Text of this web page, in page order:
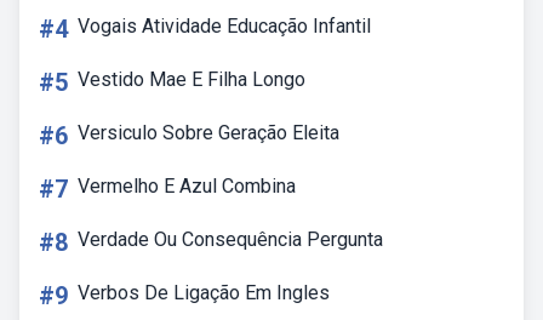
#4 Vogais Atividade Educação Infantil
#5 Vestido Mae E Filha Longo
#6 Versiculo Sobre Geração Eleita
#7 Vermelho E Azul Combina
#8 Verdade Ou Consequência Pergunta
#9 Verbos De Ligação Em Ingles